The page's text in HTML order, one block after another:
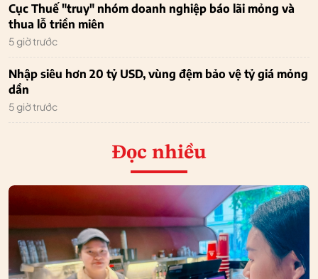
Cục Thuế "truy" nhóm doanh nghiệp báo lãi mỏng và
thua lỗ triền miên
5 giờ trước
Nhập siêu hơn 20 tỷ USD, vùng đệm bảo vệ tỷ giá mỏng
dần
5 giờ trước
Đọc nhiều